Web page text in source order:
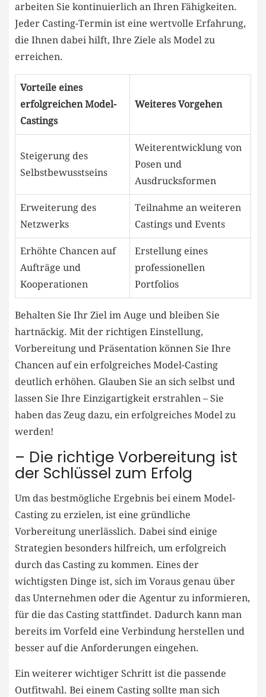
arbeiten⁣ Sie kontinuierlich an ⁢Ihren Fähigkeiten.⁢
Jeder ‌Casting-Termin ist ​eine wertvolle Erfahrung, ​
die Ihnen ‌dabei hilft, Ihre Ziele als Model​ zu
erreichen.
Vorteile eines
erfolgreichen Model-
Castings
Weiteres Vorgehen
Steigerung des
Selbstbewusstseins
Weiterentwicklung ‍von ​
Posen und
⁢Ausdrucksformen
Erweiterung des
Netzwerks
Teilnahme ​an weiteren⁤
Castings ​und Events
Erhöhte Chancen auf
Aufträge⁢ und
Kooperationen
Erstellung eines
professionellen
Portfolios
Behalten Sie Ihr Ziel im Auge und bleiben Sie
hartnäckig. Mit der ⁣richtigen⁣ Einstellung,
Vorbereitung und Präsentation können Sie Ihre
Chancen auf ein erfolgreiches Model-Casting
deutlich erhöhen. Glauben Sie an sich selbst und‌
lassen Sie⁣ Ihre ‌Einzigartigkeit erstrahlen – Sie
haben das Zeug dazu, ein erfolgreiches Model zu
werden!
– Die richtige Vorbereitung ist
der ⁤Schlüssel zum Erfolg
Um ‌das bestmögliche Ergebnis bei einem ⁢Model-
Casting zu erzielen,‌ ist eine gründliche
⁢Vorbereitung unerlässlich. Dabei sind einige‌
Strategien besonders hilfreich, um erfolgreich
durch ⁣das⁤ Casting zu‌ kommen. Eines der
wichtigsten Dinge ist, sich im Voraus genau über
das Unternehmen oder die Agentur zu informieren,
für die ⁤das Casting stattfindet. Dadurch kann man
bereits‍ im Vorfeld eine Verbindung herstellen und
besser auf die Anforderungen eingehen.
Ein weiterer wichtiger Schritt ist die ‍passende
Outfitwahl. Bei⁣ einem Casting sollte man sich